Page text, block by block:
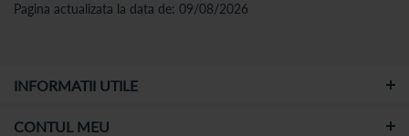
Pagina actualizata la data de: 09/08/2026
INFORMATII UTILE
CONTUL MEU